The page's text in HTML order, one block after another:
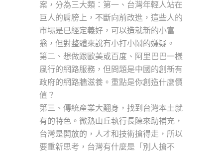
案，分為三大類：第一、台灣年輕人站在
巨人的肩膀上，不斷向前改進，這些人的
市場是已經定義好，可以造就新的小富
翁，但對整體來說有小打小鬧的嫌疑。
第二、想做跟歐美或百度、阿里巴巴一樣
風行的網路服務，但問題是中國的創新有
政府的網路牆滋養。重點是你創造什麼價
值？
第三、傳統產業大翻身，找到台灣本土就
有的特色。微熱山丘執行長陳來助補充，
台灣是開放的，人才和技術搶得走，所以
要重新思考，台灣有什麼是「別人搶不